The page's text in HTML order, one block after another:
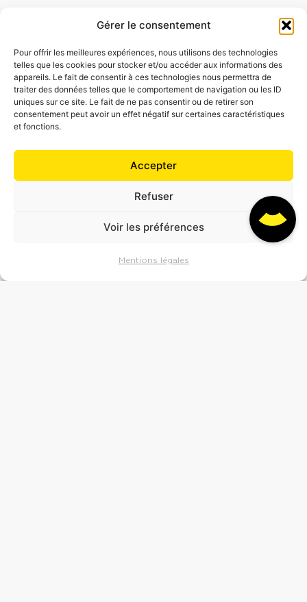
Gérer le consentement
Pour offrir les meilleures expériences, nous utilisons des technologies
telles que les cookies pour stocker et/ou accéder aux informations des
appareils. Le fait de consentir à ces technologies nous permettra de
traiter des données telles que le comportement de navigation ou les ID
uniques sur ce site. Le fait de ne pas consentir ou de retirer son
consentement peut avoir un effet négatif sur certaines caractéristiques
et fonctions.
Accepter
Refuser
Voir les préférences
Mentions légales